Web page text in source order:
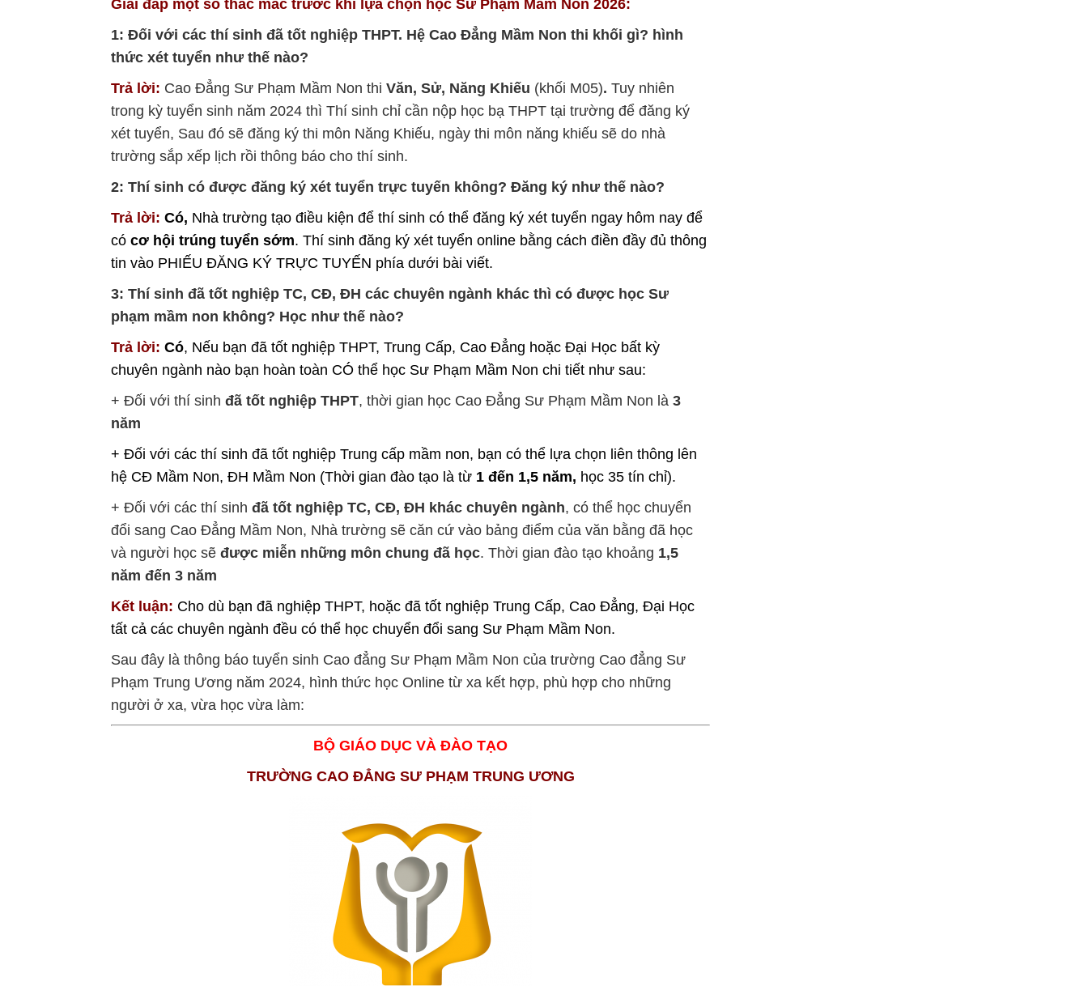
Giải đáp một số thắc mắc trước khi lựa chọn học Sư Phạm Mầm Non 2026:
1: Đối với các thí sinh đã tốt nghiệp THPT. Hệ Cao Đẳng Mầm Non thi khối gì? hình
thức xét tuyển như thế nào?
Trả lời: Cao Đẳng Sư Phạm Mầm Non thi Văn, Sử, Năng Khiếu (khối M05). Tuy nhiên
trong kỳ tuyển sinh năm 2024 thì Thí sinh chỉ cần nộp học bạ THPT tại trường để đăng ký
xét tuyển, Sau đó sẽ đăng ký thi môn Năng Khiếu, ngày thi môn năng khiếu sẽ do nhà
trường sắp xếp lịch rồi thông báo cho thí sinh.
2: Thí sinh có được đăng ký xét tuyển trực tuyến không? Đăng ký như thế nào?
Trả lời: Có, Nhà trường tạo điều kiện để thí sinh có thể đăng ký xét tuyển ngay hôm nay để
có cơ hội trúng tuyển sớm. Thí sinh đăng ký xét tuyển online bằng cách điền đầy đủ thông
tin vào PHIẾU ĐĂNG KÝ TRỰC TUYẾN phía dưới bài viết.
3: Thí sinh đã tốt nghiệp TC, CĐ, ĐH các chuyên ngành khác thì có được học Sư
phạm mầm non không? Học như thế nào?
Trả lời: Có, Nếu bạn đã tốt nghiệp THPT, Trung Cấp, Cao Đẳng hoặc Đại Học bất kỳ
chuyên ngành nào bạn hoàn toàn CÓ thể học Sư Phạm Mầm Non chi tiết như sau:
+ Đối với thí sinh đã tốt nghiệp THPT, thời gian học Cao Đẳng Sư Phạm Mầm Non là 3
năm
+ Đối với các thí sinh đã tốt nghiệp Trung cấp mầm non, bạn có thể lựa chọn liên thông lên
hệ CĐ Mầm Non, ĐH Mầm Non (Thời gian đào tạo là từ 1 đến 1,5 năm, học 35 tín chỉ).
+ Đối với các thí sinh đã tốt nghiệp TC, CĐ, ĐH khác chuyên ngành, có thể học chuyển
đổi sang Cao Đẳng Mầm Non, Nhà trường sẽ căn cứ vào bảng điểm của văn bằng đã học
và người học sẽ được miễn những môn chung đã học. Thời gian đào tạo khoảng 1,5
năm đến 3 năm
Kết luận: Cho dù bạn đã nghiệp THPT, hoặc đã tốt nghiệp Trung Cấp, Cao Đẳng, Đại Học
tất cả các chuyên ngành đều có thể học chuyển đổi sang Sư Phạm Mầm Non.
Sau đây là thông báo tuyển sinh Cao đẳng Sư Phạm Mầm Non của trường Cao đẳng Sư
Phạm Trung Ương năm 2024, hình thức học Online từ xa kết hợp, phù hợp cho những
người ở xa, vừa học vừa làm:
BỘ GIÁO DỤC VÀ ĐÀO TẠO
TRƯỜNG CAO ĐẲNG SƯ PHẠM TRUNG ƯƠNG